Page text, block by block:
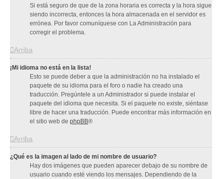
Si está seguro de que de la zona horaria es correcta y la hora sigue
siendo incorrecta, entonces la hora almacenada en el servidor es
errónea. Por favor comuníquese con La Administración para
corregir el problema.
Arriba
¡Mi idioma no está en la lista!
Esto se puede deber a que la administración no ha instalado el
paquete de su idioma para el foro o nadie ha creado una
traducción. Pregúntele a un Administrador si puede instalar el
paquete del idioma que necesita. Si el paquete no existe, siéntase
libre de hacer una traducción. Puede encontrar más información en
el sitio web de phpBB®
Arriba
¿Qué es la imagen al lado de mi nombre de usuario?
Hay dos imágenes que pueden aparecer debajo de su nombre de
usuario cuando esté viendo los mensajes. Dependiendo de la